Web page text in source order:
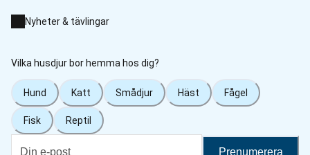
Nyheter & tävlingar
Vilka husdjur bor hemma hos dig?
Hund Katt Smådjur Häst Fågel
Fisk Reptil
Prenumerera